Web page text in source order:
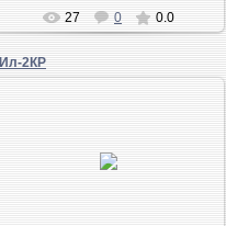
27 0 0.0
Ил-2КР
Не могу расстаться с Ил-2 КР.